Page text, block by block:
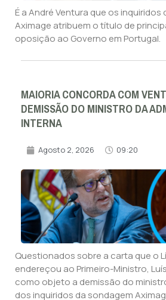
É a André Ventura que os inquiridos
Aximage atribuem o título de
oposição ao Governo em Portugal.
MAIORIA CONCORDA COM
DEMISSÃO DO MINISTRO DA
INTERNA
Agosto 2, 2026 09:20
Questionados sobre a carta que o
endereçou ao Primeiro-Ministro,
como objeto a demissão do
dos inquiridos da sondagem